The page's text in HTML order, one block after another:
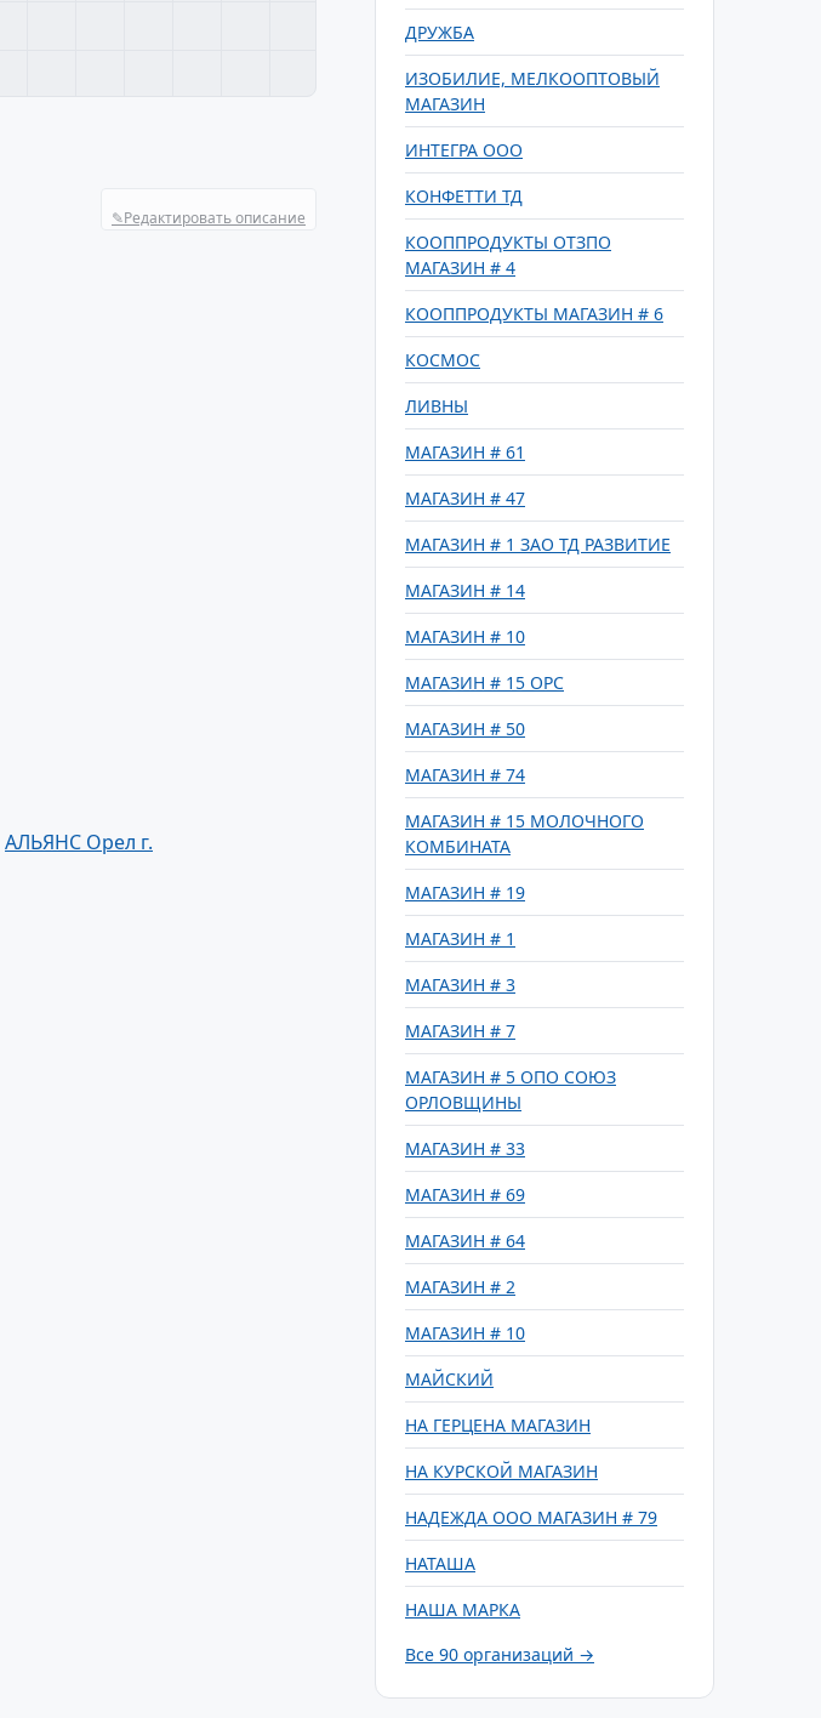
✎Редактировать описание
АЛЬЯНС Орел г.
ДРУЖБА
ИЗОБИЛИЕ, МЕЛКООПТОВЫЙ
МАГАЗИН
ИНТЕГРА ООО
КОНФЕТТИ ТД
КООППРОДУКТЫ ОТЗПО
МАГАЗИН # 4
КООППРОДУКТЫ МАГАЗИН # 6
КОСМОС
ЛИВНЫ
МАГАЗИН # 61
МАГАЗИН # 47
МАГАЗИН # 1 ЗАО ТД РАЗВИТИЕ
МАГАЗИН # 14
МАГАЗИН # 10
МАГАЗИН # 15 ОРС
МАГАЗИН # 50
МАГАЗИН # 74
МАГАЗИН # 15 МОЛОЧНОГО
КОМБИНАТА
МАГАЗИН # 19
МАГАЗИН # 1
МАГАЗИН # 3
МАГАЗИН # 7
МАГАЗИН # 5 ОПО СОЮЗ
ОРЛОВЩИНЫ
МАГАЗИН # 33
МАГАЗИН # 69
МАГАЗИН # 64
МАГАЗИН # 2
МАГАЗИН # 10
МАЙСКИЙ
НА ГЕРЦЕНА МАГАЗИН
НА КУРСКОЙ МАГАЗИН
НАДЕЖДА ООО МАГАЗИН # 79
НАТАША
НАША МАРКА
Все 90 организаций →